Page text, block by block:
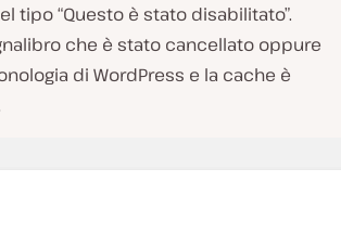
tipo “Questo è stato disabilitato”.
che è stato cancellato oppure
di WordPress e la cache è